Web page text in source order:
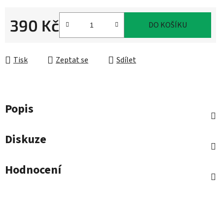
390 Kč DO KOŠÍKU
Tisk Zeptat se Sdílet
Popis
Diskuze
Hodnocení